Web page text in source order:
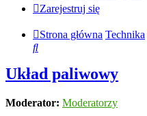
Zarejestruj się
Strona główna Technika
Szukaj
Układ paliwowy
Moderator: Moderatorzy